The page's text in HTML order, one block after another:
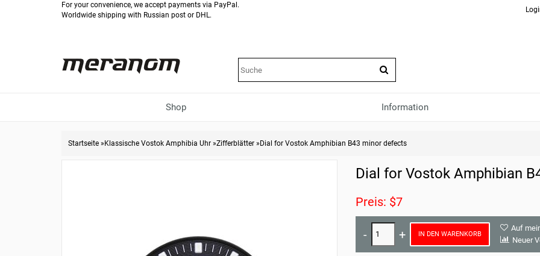
For your convenience, we accept payments via PayPal.
Worldwide shipping with Russian post or DHL.
Shop Information
Startseite » Klassische Vostok Amphibia Uhr »Zifferblätter » Dial for Vostok Amphibian B43 minor defects
Dial for Vostok Amphibian
Preis: $7
IN DEN WARENKORB
Auf
Neuer